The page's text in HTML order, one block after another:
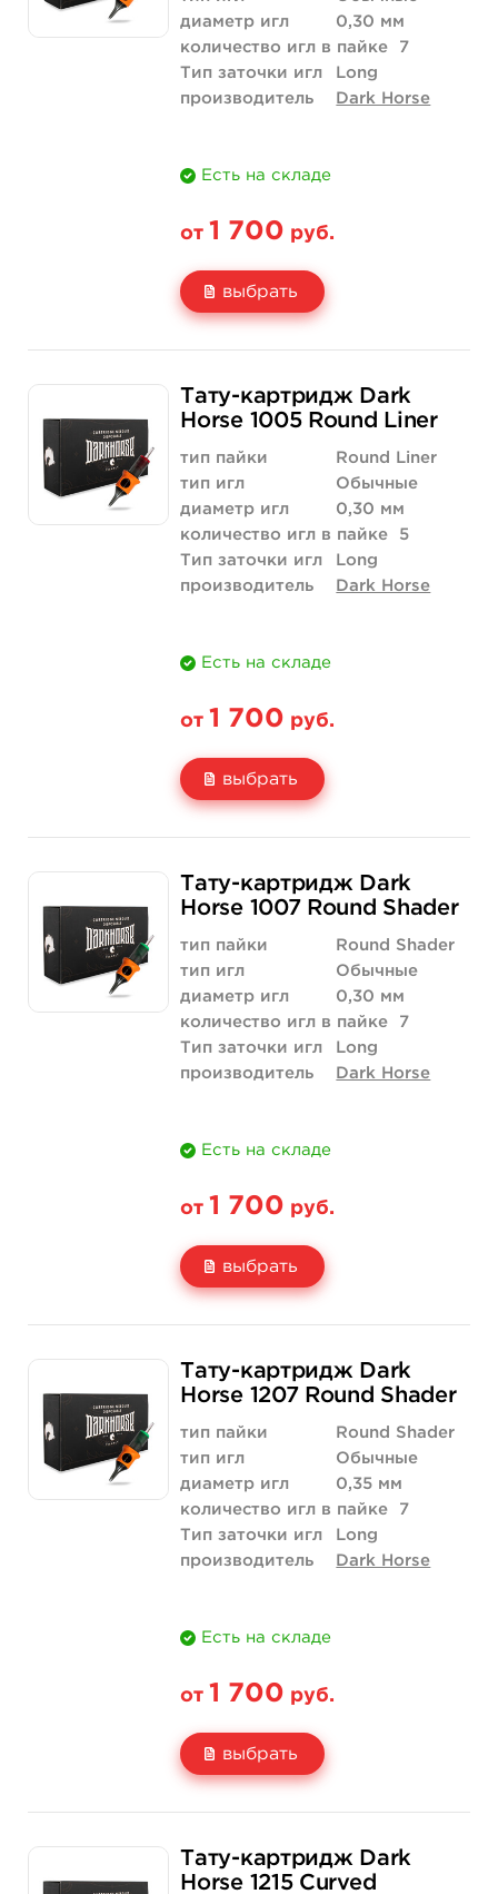
диаметр игл
0,30 мм
количество игл в пайке
7
Тип заточки игл
Long
производитель
Dark Horse
Есть на складе
от 1 700 руб.
выбрать
Количество
1 700 руб.
купить
Тату-картридж Dark
Horse 1005 Round Liner
тип пайки
Round Liner
тип игл
Обычные
диаметр игл
0,30 мм
количество игл в пайке
5
Тип заточки игл
Long
производитель
Dark Horse
Есть на складе
от 1 700 руб.
выбрать
Количество
1 700 руб.
купить
Тату-картридж Dark
Horse 1007 Round Shader
тип пайки
Round Shader
тип игл
Обычные
диаметр игл
0,30 мм
количество игл в пайке
7
Тип заточки игл
Long
производитель
Dark Horse
Есть на складе
от 1 700 руб.
выбрать
Количество
1 700 руб.
купить
Тату-картридж Dark
Horse 1207 Round Shader
тип пайки
Round Shader
тип игл
Обычные
диаметр игл
0,35 мм
количество игл в пайке
7
Тип заточки игл
Long
производитель
Dark Horse
Есть на складе
от 1 700 руб.
выбрать
1 700 руб.
Тату-картридж Dark
Horse 1215 Curved